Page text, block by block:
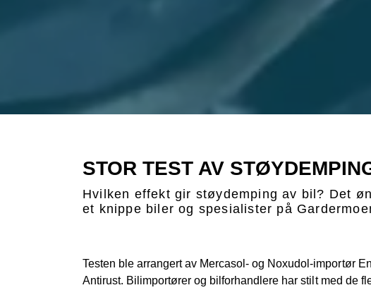
STOR TEST AV
Hvilken effekt gir støydemping av bil? Det
et knippe biler og spesialister på
Testen ble arrangert av Mercasol- og Noxudol-importør
Antirust. Bilimportører og bilforhandlere har stilt med de